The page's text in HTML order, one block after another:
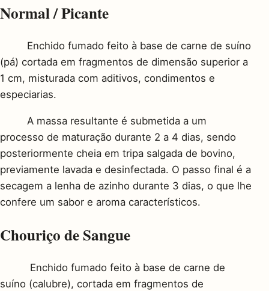
Normal / Picante
Enchido fumado feito à base de carne de suíno
(pá) cortada em fragmentos de dimensão superior a
1 cm, misturada com aditivos, condimentos e
especiarias.
A massa resultante é submetida a um
processo de maturação durante 2 a 4 dias, sendo
posteriormente cheia em tripa salgada de bovino,
previamente lavada e desinfectada. O passo final é a
secagem a lenha de azinho durante 3 dias, o que lhe
confere um sabor e aroma característicos.
Chouriço de Sangue
Enchido fumado feito à base de carne de
suíno (calubre), cortada em fragmentos de